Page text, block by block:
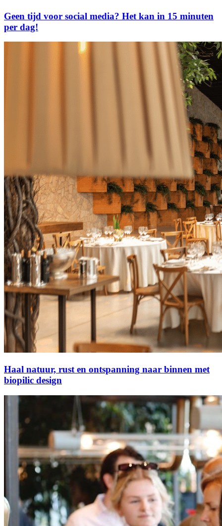
Geen tijd voor social media? Het kan in 15 minuten
per dag!
Haal natuur, rust en ontspanning naar binnen met
biopilic design